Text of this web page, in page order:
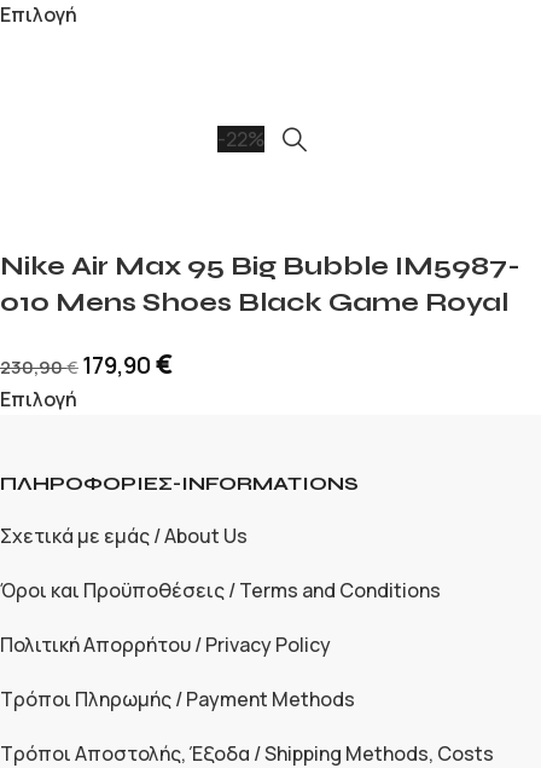
Επιλογή
-22%
Nike Air Max 95 Big Bubble IM5987-
010 Mens Shoes Black Game Royal
230,90€ 179,90€
Επιλογή
ΠΛΗΡΟΦΟΡΙΕΣ-INFORMATIONS
Σχετικά με εμάς / About Us
Όροι και Προϋποθέσεις / Terms and Conditions
Πολιτική Απορρήτου / Privacy Policy
Τρόποι Πληρωμής / Payment Methods
Τρόποι Αποστολής, Έξοδα / Shipping Methods, Costs